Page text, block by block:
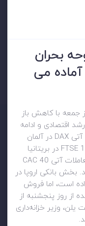
بحران
می
جمعه با کاهش باز
اقتصادی و ادامه
بحران بانکی افزایش یافته است. قرارداد آتی DAX در آلمان
0.4 درصد کاهش یافت، قرارداد آتی FTSE 100 در بریتانیا
0.6 درصد کاهش یافت، در حالی که معاملات آتی CAC 40
بخش بانکی اروپا در
است، اما فروش
از روز پنجشنبه از
وزیر خزانه‌داری